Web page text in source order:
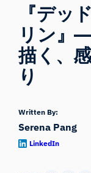
『デッ
リン』
描く、
り
Written By:
Serena Pang
LinkedIn